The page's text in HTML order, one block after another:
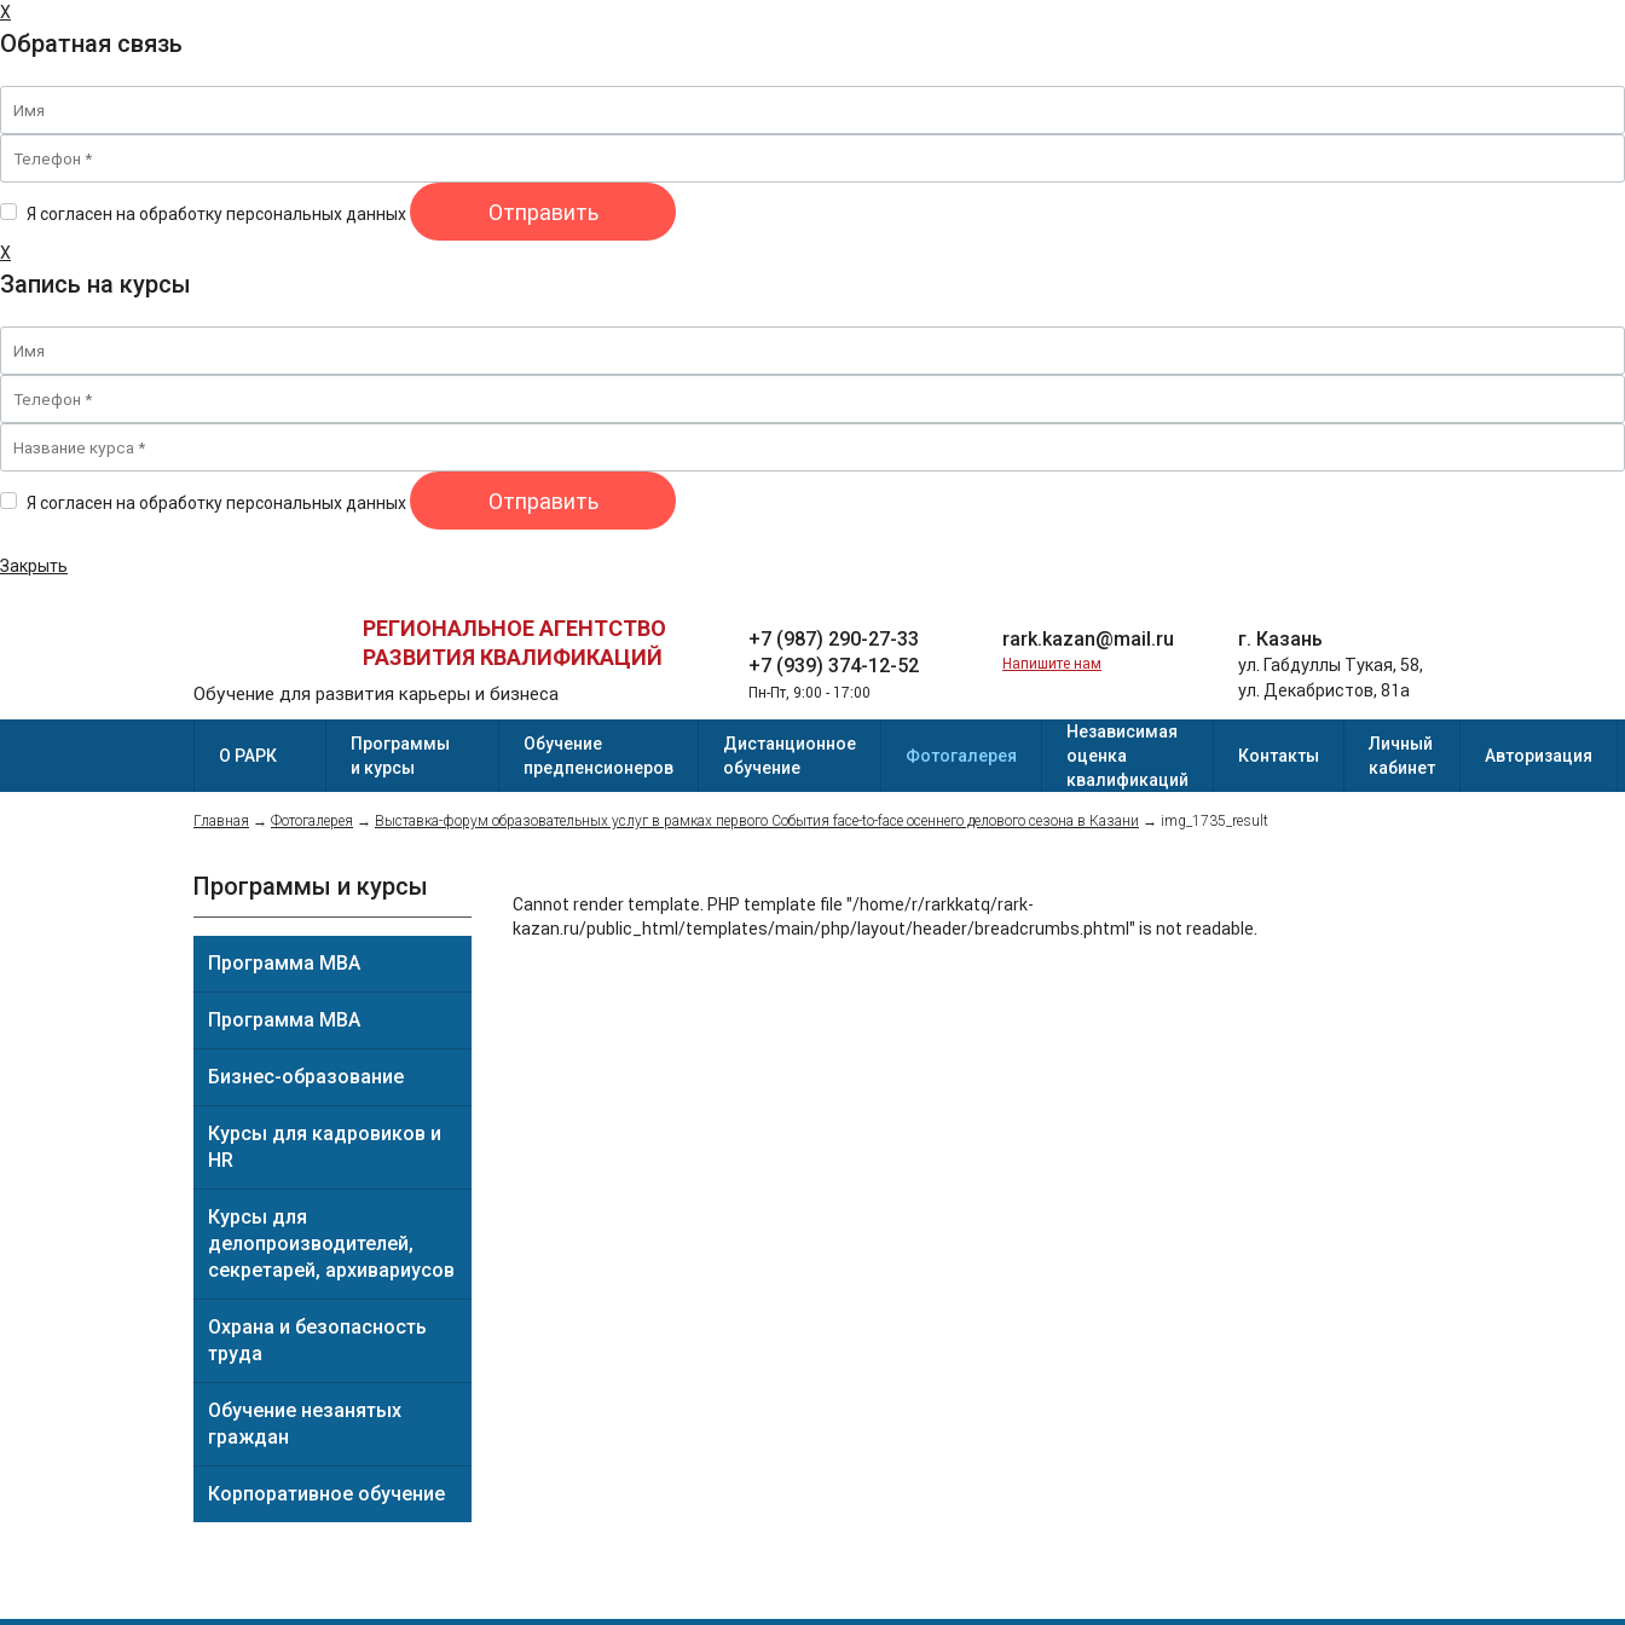
X
Обратная связь
Я согласен на обработку персональных данных
X
Запись на курсы
Я согласен на обработку персональных данных
Закрыть
РЕГИОНАЛЬНОЕ АГЕНТСТВО
РАЗВИТИЯ КВАЛИФИКАЦИЙ
Обучение для развития карьеры и бизнеса
+7 (987) 290-27-33
+7 (939) 374-12-52
Пн-Пт, 9:00 - 17:00
rark.kazan@mail.ru
Напишите нам
г. Казань
ул. Габдуллы Тукая, 58,
ул. Декабристов, 81а
О РАРК
Программы
и курсы
Обучение
предпенсионеров
Дистанционное
обучение
Фотогалерея
Независимая
оценка
квалификаций
Контакты
Личный
кабинет
Авторизация
Главная → Фотогалерея → Выставка-форум образовательных услуг в рамках первого События face-to-face осеннего делового сезона в Казани → img_1735_result
Программы и курсы
Программа MBA
Программа MBA
Бизнес-образование
Курсы для кадровиков и
HR
Курсы для
делопроизводителей,
секретарей, архивариусов
Охрана и безопасность
труда
Обучение незанятых
граждан
Корпоративное обучение
Cannot render template. PHP template file "/home/r/rarkkatq/rark-
kazan.ru/public_html/templates/main/php/layout/header/breadcrumbs.phtml" is not readable.